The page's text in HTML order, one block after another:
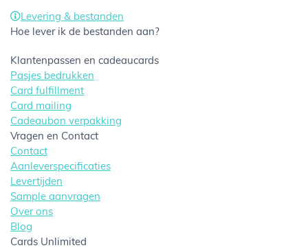
Levering & bestanden
Hoe lever ik de bestanden aan?
Klantenpassen en cadeaucards
Pasjes bedrukken
Card fulfillment
Card mailing
Cadeaubon verpakking
Vragen en Contact
Contact
Aanleverspecificaties
Levertijden
Sample aanvragen
Over ons
Blog
Cards Unlimited